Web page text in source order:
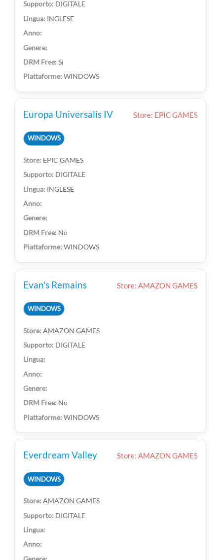
DIGITALE
INGLESE
Sì
WINDOWS
Europa Universalis IV Store: EPIC GAMES
WINDOWS
EPIC GAMES
DIGITALE
INGLESE
No
WINDOWS
Evan's Remains Store: AMAZON GAMES
WINDOWS
AMAZON GAMES
DIGITALE
No
WINDOWS
Everdream Valley Store: AMAZON GAMES
WINDOWS
AMAZON GAMES
DIGITALE